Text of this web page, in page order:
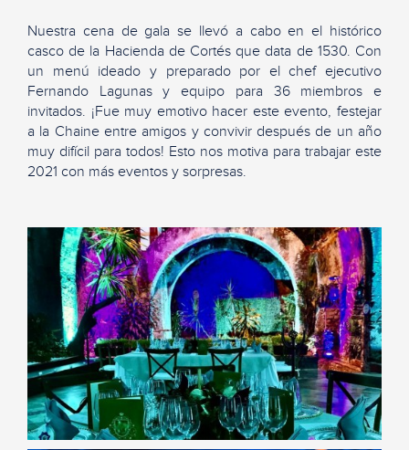
Nuestra cena de gala se llevó a cabo en el histórico
casco de la Hacienda de Cortés que data de 1530. Con
un menú ideado y preparado por el chef ejecutivo
Fernando Lagunas y equipo para 36 miembros e
invitados. ¡Fue muy emotivo hacer este evento, festejar
a la Chaineentre amigos y convivir después de un año
muy difícil para todos! Esto nos motiva para trabajar este
2021 con más eventos y sorpresas.